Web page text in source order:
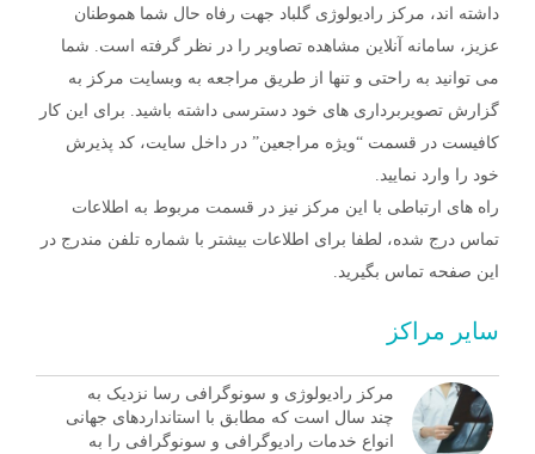
داشته اند، مرکز رادیولوژی گلباد جهت رفاه حال شما هموطنان
عزیز، سامانه آنلاین مشاهده تصاویر را در نظر گرفته است. شما
می توانید به راحتی و تنها از طریق مراجعه به وبسایت مرکز به
گزارش تصویربرداری های خود دسترسی داشته باشید. برای این کار
کافیست در قسمت “ویژه مراجعین” در داخل سایت، کد پذیرش
خود را وارد نمایید.
راه های ارتباطی با این مرکز نیز در قسمت مربوط به اطلاعات
تماس درج شده، لطفا برای اطلاعات بیشتر با شماره تلفن مندرج در
این صفحه تماس بگیرید.
سایر مراکز
مرکز رادیولوژی و سونوگرافی رسا نزدیک به
چند سال است که مطابق با استانداردهای جهانی
انواع خدمات رادیوگرافی و سونوگرافی را به